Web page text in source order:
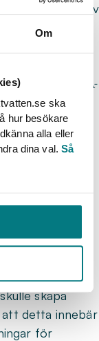
Om
ska
hur besökare
alla eller
dina val.Så
slås jag av
Ska man
rävspel.
för svenska VA-
regelverk
VA-
Med
är detta en
vårt
och
av
direktivet som
slipper stora
skapa
detta innebär
för